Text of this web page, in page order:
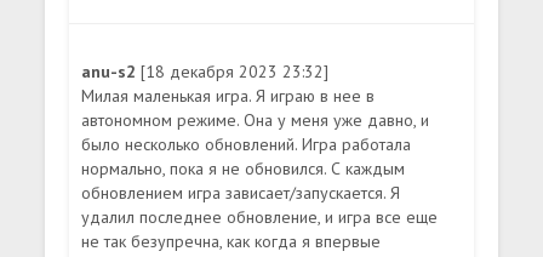
anu-s2[18 декабря 2023 23:32]
Милая маленькая игра. Я играю в нее в
автономном режиме. Она у меня уже давно, и
было несколько обновлений. Игра работала
нормально, пока я не обновился. С каждым
обновлением игра зависает/запускается. Я
удалил последнее обновление, и игра все еще
не так безупречна, как когда я впервые